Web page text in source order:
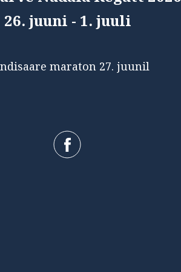
26. juuni - 1. juuli
maraton 27. juunil